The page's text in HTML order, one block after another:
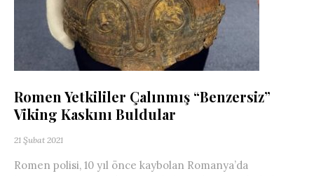
Romen Yetkililer Çalınmış “Benzersiz”
Viking Kaskını Buldular
21 Şubat 2021
Romen polisi, 10 yıl önce kaybolan Romanya’da